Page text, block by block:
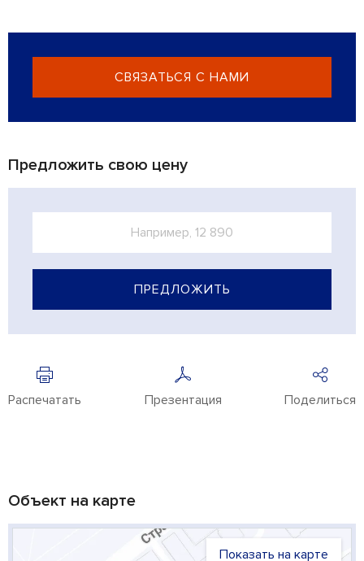
СВЯЗАТЬСЯ С НАМИ
Предложить свою цену
ПРЕДЛОЖИТЬ
Распечатать Презентация Поделиться
Объект на карте
Показать на карте